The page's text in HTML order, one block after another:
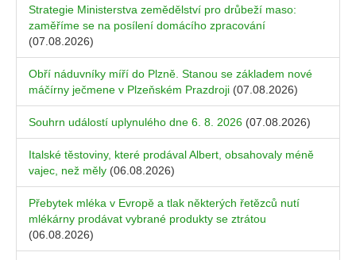
Strategie Ministerstva zemědělství pro drůbeží maso:
zaměříme se na posílení domácího zpracování
(07.08.2026)
Obří náduvníky míří do Plzně. Stanou se základem nové
máčírny ječmene v Plzeňském Prazdroji (07.08.2026)
Souhrn událostí uplynulého dne 6. 8. 2026 (07.08.2026)
Italské těstoviny, které prodával Albert, obsahovaly méně
vajec, než měly (06.08.2026)
Přebytek mléka v Evropě a tlak některých řetězců nutí
mlékárny prodávat vybrané produkty se ztrátou
(06.08.2026)